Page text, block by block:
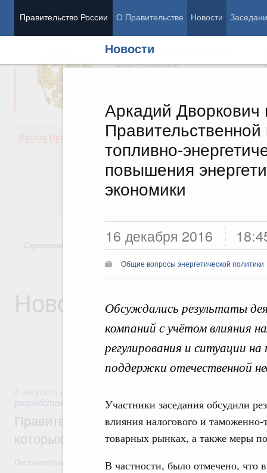
Правительство России О Правительстве Новости
Новости
Аркадий Дворкович
топливно-
повышения
экономики
16 декабря 2016
Общие вопросы энергетической политики
Обсуждались результаты
компаний с учётом влияния
регулирования и ситуации
поддержки отечественной
Участники заседания обсудили
влияния налогового и
товарных рынках, а также меры
В частности, было отмечено,
Председатель Правительства
Вице-премьеры
Работа Правительства
Демография
Здоровье
Культура
Общество
Государство
Стратегии Государственные программы
Новости
8 августа, суббота
разработок
Правительство расширило перечень
которых освобождаются от НДФЛ
Постановление от 5 августа 2026 года №978